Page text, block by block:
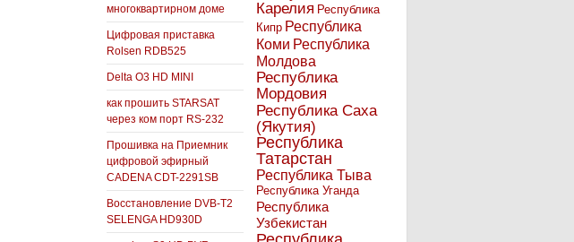
многоквартирном доме
Цифровая приставка
Rolsen RDB525
Delta O3 HD MINI
как прошить STARSAT
через ком порт RS-232
Прошивка на Приемник
цифровой эфирный
CADENA CDT-2291SB
Восстановление DVB-T2
SELENGA HD930D
Карелия Республика
Кипр Республика
Коми Республика
Молдова
Республика
Мордовия
Республика Саха
(Якутия)
Республика
Татарстан
Республика Тыва
Республика Уганда
Республика
Узбекистан